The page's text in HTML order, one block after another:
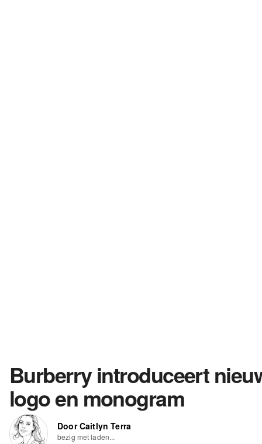
Burberry introduceert
logo en monogram
Door Caitlyn Terra
bezig met laden...